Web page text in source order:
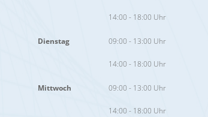
14:00 - 18:00 Uhr
Dienstag 09:00 - 13:00 Uhr
14:00 - 18:00 Uhr
Mittwoch 09:00 - 13:00 Uhr
14:00 - 18:00 Uhr